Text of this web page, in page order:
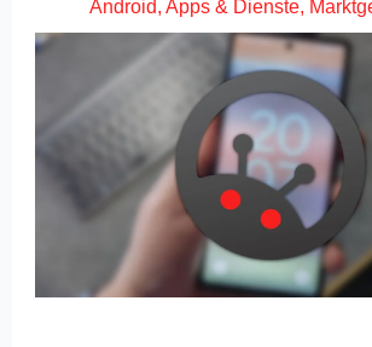
Android, Apps & Dienste,